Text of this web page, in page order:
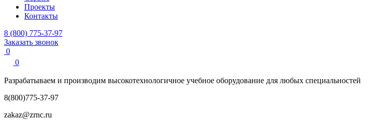
Проекты
Контакты
8 (800) 775-37-97
Заказать звонок
0
0
Разрабатываем и производим высокотехнологичное учебное оборудование для любых специальностей
8(800)775-37-97
zakaz@zrnc.ru